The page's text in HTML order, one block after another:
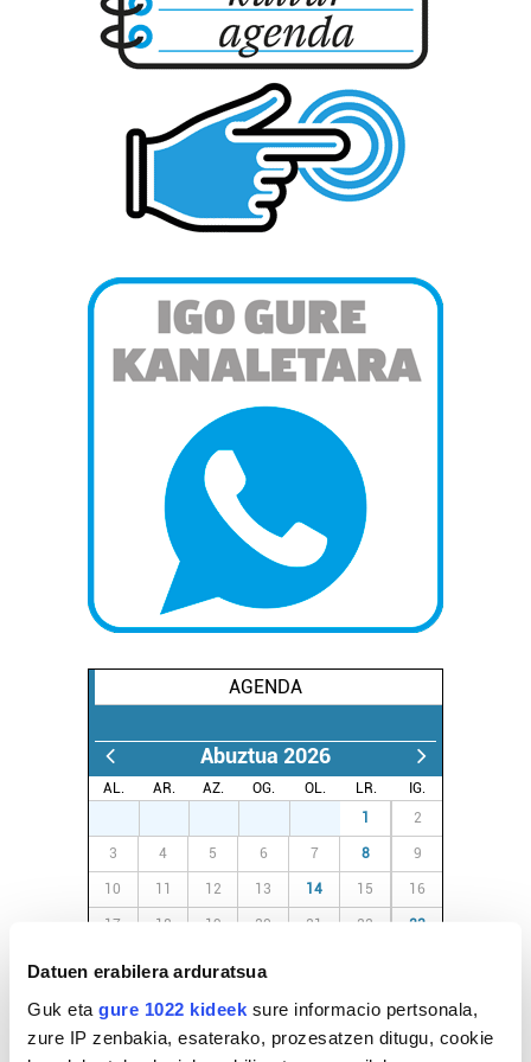
Datuen erabilera arduratsua
Guk eta gure 1022 kideek sure informacio pertsonala,
zure IP zenbakia, esaterako, prozesatzen ditugu, cookie
AGENDA
Abuztua 2026
AL. AR. AZ. OG. OL. LR.
IG.
1 2
3 4 5 6 7 8 9
10 11 12 13 14 15 16
17 18 19 20 21 22 23